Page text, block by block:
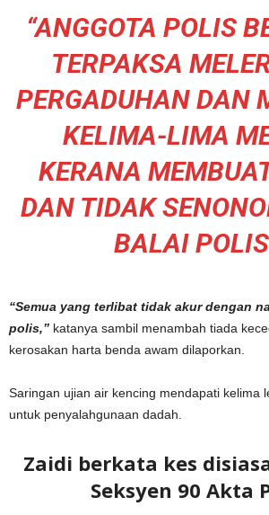
“ANGGOTA POLIS
TERPAKSA
PERGADUHAN DAN
KELIMA-LIMA
KERANA
DAN TIDAK
BALAI
“Semua yang terlibat tidak akur dengan
polis,” katanya sambil menambah tiada
kerosakan harta benda awam dilaporkan.
Saringan ujian air kencing mendapati kelima
untuk penyalahgunaan dadah.
Zaidi berkata kes
Seksyen 90 Akta